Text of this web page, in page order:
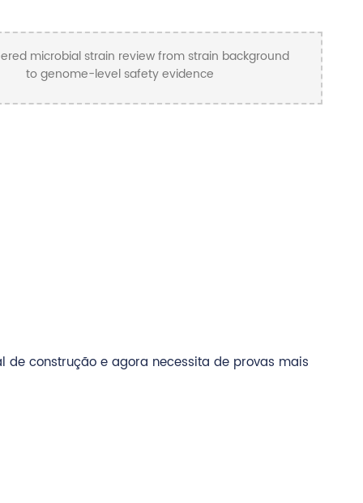
construção e agora necessita de provas mais